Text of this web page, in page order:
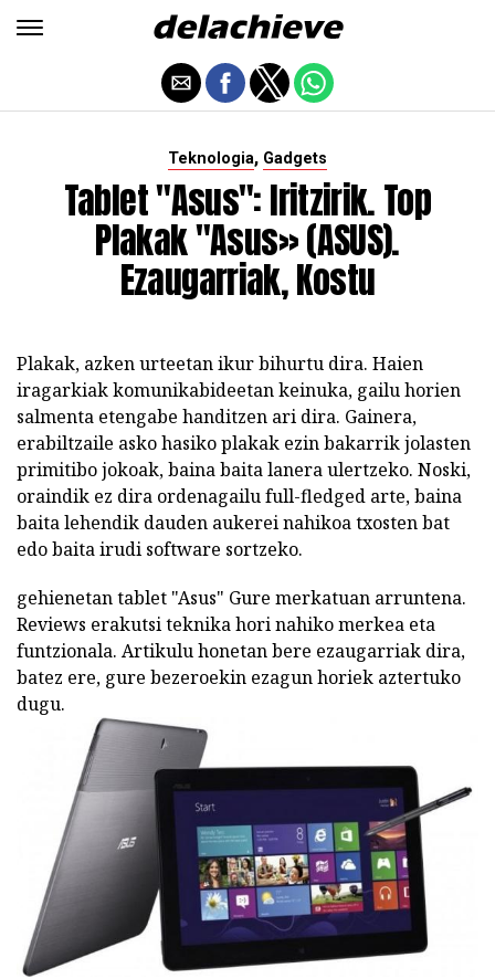
Teknologia, Gadgets
Tablet "Asus": Iritzirik. Top
Plakak "Asus» (ASUS).
Ezaugarriak, Kostu
Plakak, azken urteetan ikur bihurtu dira. Haien
iragarkiak komunikabideetan keinuka, gailu horien
salmenta etengabe handitzen ari dira. Gainera,
erabiltzaile asko hasiko plakak ezin bakarrik jolasten
primitibo jokoak, baina baita lanera ulertzeko. Noski,
oraindik ez dira ordenagailu full-fledged arte, baina
baita lehendik dauden aukerei nahikoa txosten bat
edo baita irudi software sortzeko.
gehienetan tablet "Asus" Gure merkatuan arruntena.
Reviews erakutsi teknika hori nahiko merkea eta
funtzionala. Artikulu honetan bere ezaugarriak dira,
batez ere, gure bezeroekin ezagun horiek aztertuko
dugu.